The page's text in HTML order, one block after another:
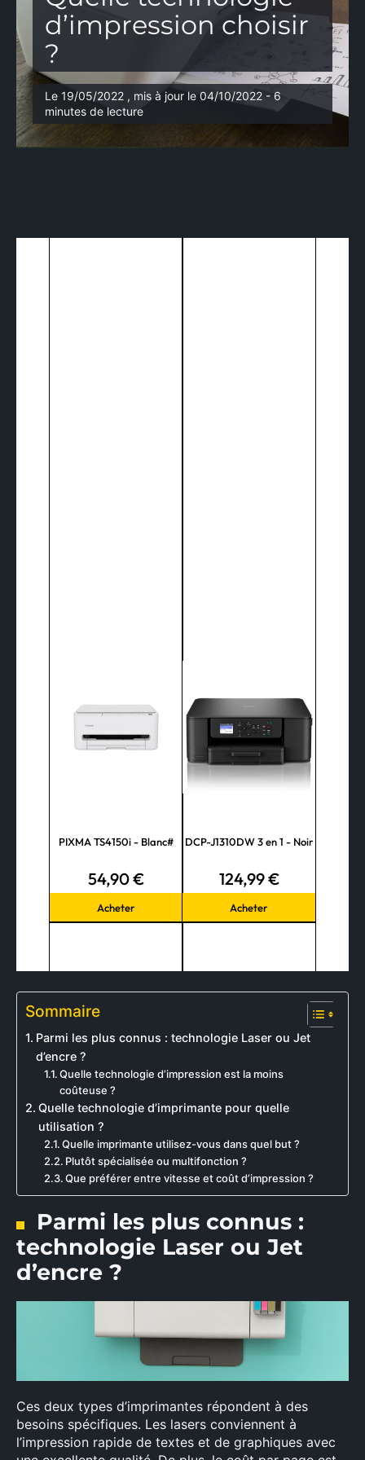
d’impression choisir
?
Le 19/05/2022 , mis à jour le 04/10/2022 - 6
minutes de lecture
Sommaire
Parmi les plus connus : technologie Laser ou Jet
d’encre ?
Quelle technologie d’impression est la moins
coûteuse ?
Quelle technologie d’imprimante pour quelle
utilisation ?
Quelle imprimante utilisez-vous dans quel but ?
Plutôt spécialisée ou multifonction ?
Que préférer entre vitesse et coût d’impression ?
Parmi les plus connus :
technologie Laser ou Jet
d’encre ?
Ces deux types d’imprimantes répondent à des
besoins spécifiques. Les lasers conviennent à
l’impression rapide de textes et de graphiques avec